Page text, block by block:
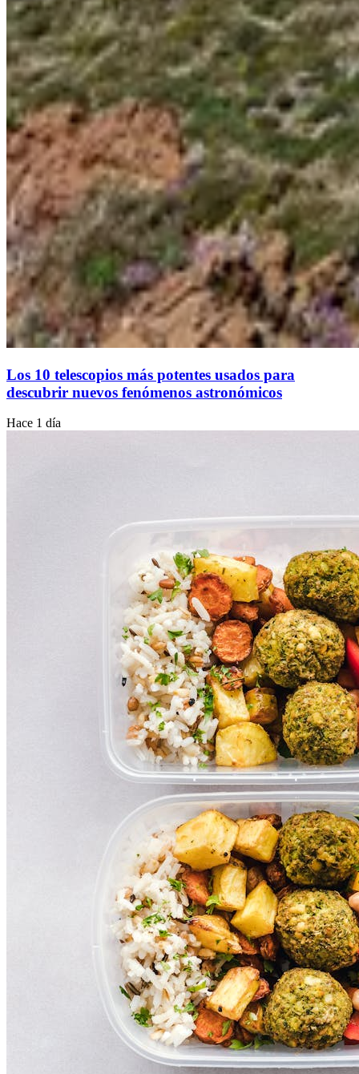
Los 10 telescopios más potentes usados para
descubrir nuevos fenómenos astronómicos
Hace 1 día